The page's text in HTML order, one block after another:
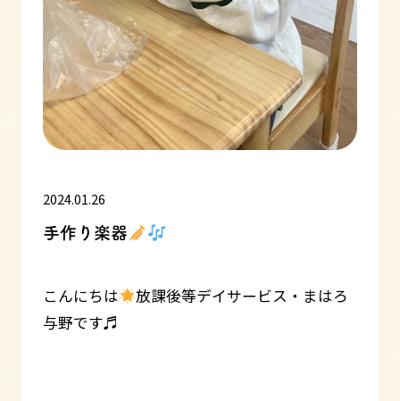
2024.01.26
手作り楽器
こんにちは
放課後等デイサービス・まはろ
与野です♬